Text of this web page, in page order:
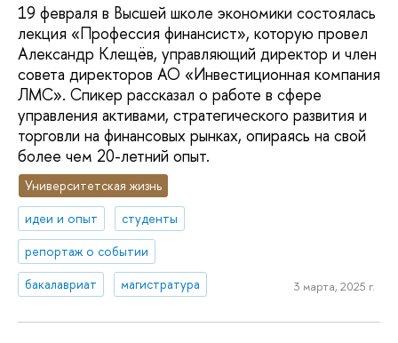
19 февраля в Высшей школе экономики состоялась
лекция «Профессия финансист», которую провел
Александр Клещёв, управляющий директор и член
совета директоров АО «Инвестиционная компания
ЛМС». Спикер рассказал о работе в сфере
управления активами, стратегического развития и
торговли на финансовых рынках, опираясь на свой
более чем 20-летний опыт.
Университетская жизнь
идеи и опыт
студенты
репортаж о событии
бакалавриат
магистратура 3 марта, 2025 г.